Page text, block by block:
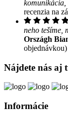
komunikácia,
recenzia na
neho tešíme,
Országh
objednávkou)
Nájdete nás aj
Informácie